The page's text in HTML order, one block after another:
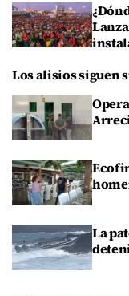
Los alisios siguen
La